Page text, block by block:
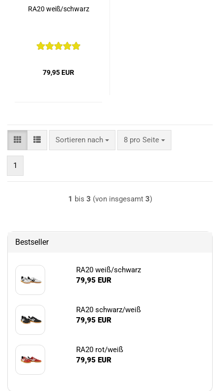
RA20 weiß/schwarz
79,95 EUR
Sortieren nach
Sortieren nach 8 pro Seite
pro Seite
1
1 bis 3 (von insgesamt 3)
Bestseller
RA20 weiß/schwarz
79,95 EUR
RA20 schwarz/weiß
79,95 EUR
RA20 rot/weiß
79,95 EUR